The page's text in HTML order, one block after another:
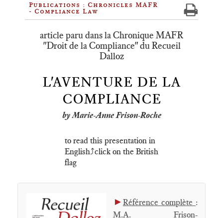
Publications : Chronicles MAFR
- Compliance Law
article paru dans la Chronique MAFR
"Droit de la Compliance" du Recueil
Dalloz
L'AVENTURE DE LA
COMPLIANCE
by Marie-Anne Frison-Roche
to read this presentation in
English⤴️click on the British
flag
► Référence complète :
M.A. Frison-